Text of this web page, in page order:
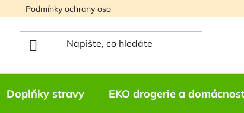
Podmínky ochrany osobních údajů
Doplňky stravy EKO drogerie a